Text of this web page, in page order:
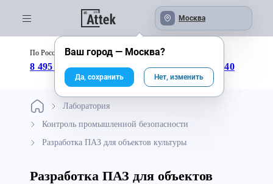
Москва
По России бесплатно:
8 495 246-04-43 8 800 333-25-40
Лаборатория
Контроль промышленной безопасности
Разработка ПАЗ для объектов культуры
Разработка ПАЗ для объектов
Ваш город — Москва?
Да, сохранить Нет, изменить